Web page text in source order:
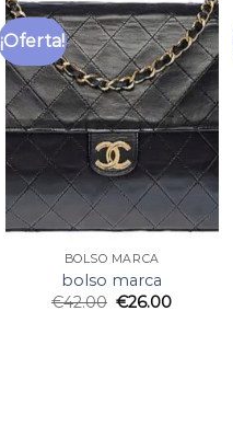
¡Oferta!
BOLSO MARCA
bolso marca
€42.00 €26.00